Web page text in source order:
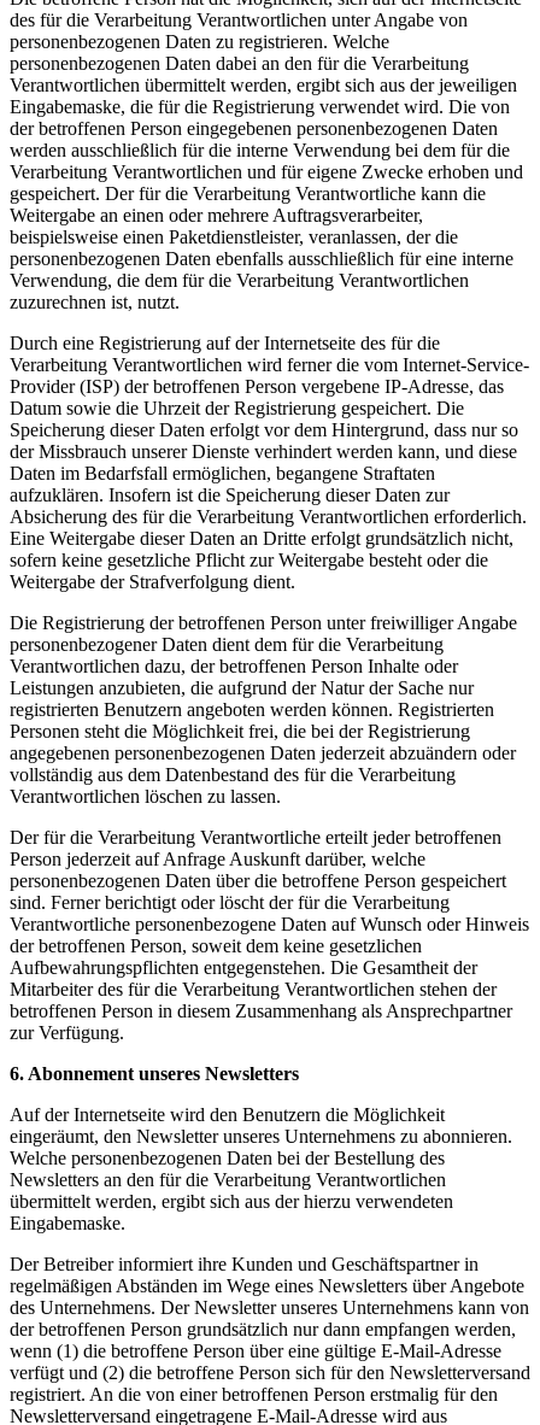
des für die Verarbeitung Verantwortlichen unter Angabe von
personenbezogenen Daten zu registrieren. Welche
personenbezogenen Daten dabei an den für die Verarbeitung
Verantwortlichen übermittelt werden, ergibt sich aus der jeweiligen
Eingabemaske, die für die Registrierung verwendet wird. Die von
der betroffenen Person eingegebenen personenbezogenen Daten
werden ausschließlich für die interne Verwendung bei dem für die
Verarbeitung Verantwortlichen und für eigene Zwecke erhoben und
gespeichert. Der für die Verarbeitung Verantwortliche kann die
Weitergabe an einen oder mehrere Auftragsverarbeiter,
beispielsweise einen Paketdienstleister, veranlassen, der die
personenbezogenen Daten ebenfalls ausschließlich für eine interne
Verwendung, die dem für die Verarbeitung Verantwortlichen
zuzurechnen ist, nutzt.
Durch eine Registrierung auf der Internetseite des für die
Verarbeitung Verantwortlichen wird ferner die vom Internet-Service-
Provider (ISP) der betroffenen Person vergebene IP-Adresse, das
Datum sowie die Uhrzeit der Registrierung gespeichert. Die
Speicherung dieser Daten erfolgt vor dem Hintergrund, dass nur so
der Missbrauch unserer Dienste verhindert werden kann, und diese
Daten im Bedarfsfall ermöglichen, begangene Straftaten
aufzuklären. Insofern ist die Speicherung dieser Daten zur
Absicherung des für die Verarbeitung Verantwortlichen erforderlich.
Eine Weitergabe dieser Daten an Dritte erfolgt grundsätzlich nicht,
sofern keine gesetzliche Pflicht zur Weitergabe besteht oder die
Weitergabe der Strafverfolgung dient.
Die Registrierung der betroffenen Person unter freiwilliger Angabe
personenbezogener Daten dient dem für die Verarbeitung
Verantwortlichen dazu, der betroffenen Person Inhalte oder
Leistungen anzubieten, die aufgrund der Natur der Sache nur
registrierten Benutzern angeboten werden können. Registrierten
Personen steht die Möglichkeit frei, die bei der Registrierung
angegebenen personenbezogenen Daten jederzeit abzuändern oder
vollständig aus dem Datenbestand des für die Verarbeitung
Verantwortlichen löschen zu lassen.
Der für die Verarbeitung Verantwortliche erteilt jeder betroffenen
Person jederzeit auf Anfrage Auskunft darüber, welche
personenbezogenen Daten über die betroffene Person gespeichert
sind. Ferner berichtigt oder löscht der für die Verarbeitung
Verantwortliche personenbezogene Daten auf Wunsch oder Hinweis
der betroffenen Person, soweit dem keine gesetzlichen
Aufbewahrungspflichten entgegenstehen. Die Gesamtheit der
Mitarbeiter des für die Verarbeitung Verantwortlichen stehen der
betroffenen Person in diesem Zusammenhang als Ansprechpartner
zur Verfügung.
6. Abonnement unseres Newsletters
Auf der Internetseite wird den Benutzern die Möglichkeit
eingeräumt, den Newsletter unseres Unternehmens zu abonnieren.
Welche personenbezogenen Daten bei der Bestellung des
Newsletters an den für die Verarbeitung Verantwortlichen
übermittelt werden, ergibt sich aus der hierzu verwendeten
Eingabemaske.
Der Betreiber informiert ihre Kunden und Geschäftspartner in
regelmäßigen Abständen im Wege eines Newsletters über Angebote
des Unternehmens. Der Newsletter unseres Unternehmens kann von
der betroffenen Person grundsätzlich nur dann empfangen werden,
wenn (1) die betroffene Person über eine gültige E-Mail-Adresse
verfügt und (2) die betroffene Person sich für den Newsletterversand
registriert. An die von einer betroffenen Person erstmalig für den
Newsletterversand eingetragene E-Mail-Adresse wird aus